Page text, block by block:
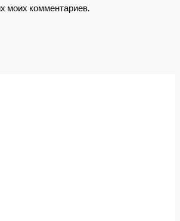
моих комментариев.